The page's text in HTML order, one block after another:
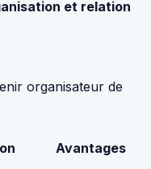
et relation
organisateur de
Avantages